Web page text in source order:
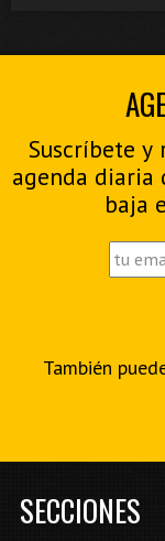
Suscríbete y
agenda diaria
baja
También
SECCIONES